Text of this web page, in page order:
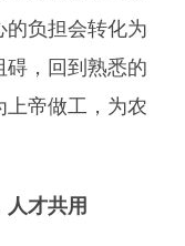
的负担会转化为
碍，回到熟悉的
上帝做工，为农
才共用